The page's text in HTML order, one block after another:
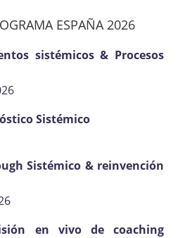
ESPAÑA 2026
sistémicos & Procesos
Sistémico
Sistémico & reinvención
en vivo de coaching